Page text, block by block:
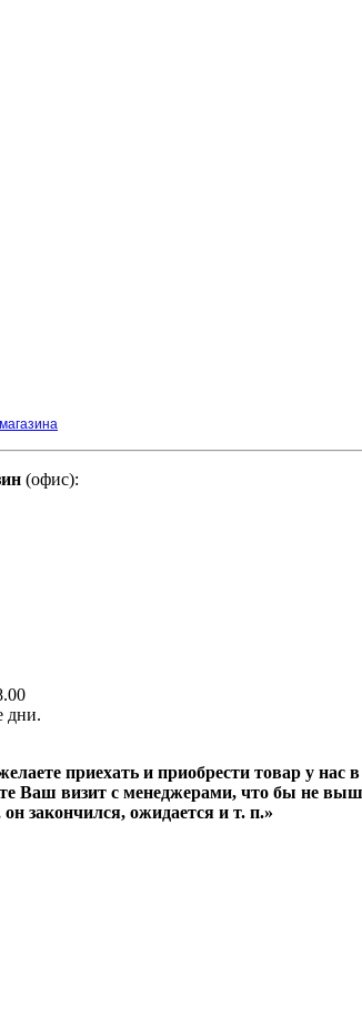
(офис):
дни.
приехать и приобрести товар у нас в
Ваш визит с менеджерами, что бы не
закончился, ожидается и т. п.»